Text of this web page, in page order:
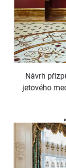
Návrh
jetového